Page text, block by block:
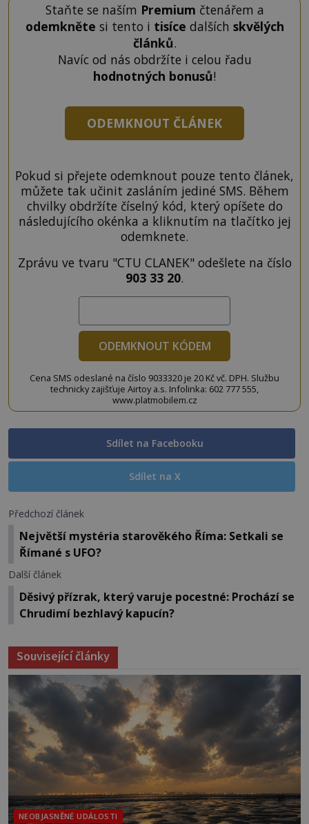
Staňte se naším Premium čtenářem a
odemkněte si tento i tisíce dalších skvělých
článků.
Navíc od nás obdržíte i celou řadu
hodnotných bonusů!
ODEMKNOUT ČLÁNEK
Pokud si přejete odemknout pouze tento článek,
můžete tak učinit zasláním jediné SMS. Během
chvilky obdržíte číselný kód, který opíšete do
následujícího okénka a kliknutím na tlačítko jej
odemknete.
Zprávu ve tvaru "CTU CLANEK" odešlete na číslo
903 33 20.
ODEMKNOUT KÓDEM
Cena SMS odeslané na číslo 9033320 je 20 Kč vč. DPH. Službu
technicky zajišťuje Airtoy a.s. Infolinka: 602 777 555,
www.platmobilem.cz
Sdílet na Facebooku
Sdílet na X
Předchozí článek
Největší mystéria starověkého Říma: Setkali se
Římané s UFO?
Další článek
Děsivý přízrak, který varuje pocestné: Prochází se
Chrudimí bezhlavý kapucín?
Související články
NEOBJASNĚNÉ UDÁLOSTI